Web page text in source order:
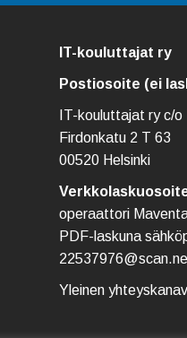
IT-kouluttajat ry
Postiosoite (ei
IT-kouluttajat ry c/
Firdonkatu 2 T 63
00520 Helsinki
operaattori
PDF-laskuna
Yleinen